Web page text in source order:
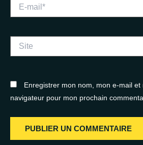
mail*
Enregistrer mon nom, mon e-mail et
navigateur pour mon prochain